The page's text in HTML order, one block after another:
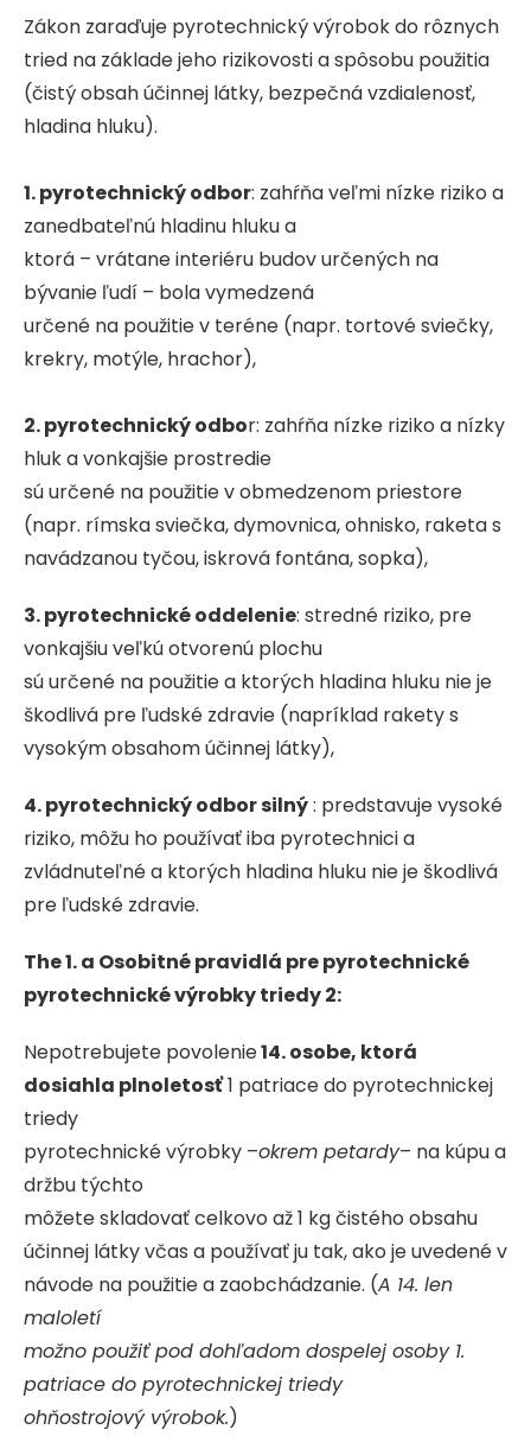
Zákon zaraďuje pyrotechnický výrobok do rôznych
tried na základe jeho rizikovosti a spôsobu použitia
(čistý obsah účinnej látky, bezpečná vzdialenosť,
hladina hluku).
1. pyrotechnický odbor: zahŕňa veľmi nízke riziko a
zanedbateľnú hladinu hluku a
ktorá – vrátane interiéru budov určených na
bývanie ľudí – bola vymedzená
určené na použitie v teréne (napr. tortové sviečky,
krekry, motýle, hrachor),
2. pyrotechnický odbor: zahŕňa nízke riziko a nízky
hluk a vonkajšie prostredie
sú určené na použitie v obmedzenom priestore
(napr. rímska sviečka, dymovnica, ohnisko, raketa s
navádzanou tyčou, iskrová fontána, sopka),
3. pyrotechnické oddelenie: stredné riziko, pre
vonkajšiu veľkú otvorenú plochu
sú určené na použitie a ktorých hladina hluku nie je
škodlivá pre ľudské zdravie (napríklad rakety s
vysokým obsahom účinnej látky),
4. pyrotechnický odbor silný: predstavuje vysoké
riziko, môžu ho používať iba pyrotechnici a
zvládnuteľné a ktorých hladina hluku nie je škodlivá
pre ľudské zdravie.
The 1. a Osobitné pravidlá pre pyrotechnické
pyrotechnické výrobky triedy 2:
Nepotrebujete povolenie14. osobe, ktorá
dosiahla plnoletosť1 patriace do pyrotechnickej
triedy
pyrotechnické výrobky –okrem petardy– na kúpu a
držbu týchto
môžete skladovať celkovo až 1 kg čistého obsahu
účinnej látky včas a používať ju tak, ako je uvedené v
návode na použitie a zaobchádzanie. (A 14. len
maloletí
možno použiť pod dohľadom dospelej osoby 1.
patriace do pyrotechnickej triedy
ohňostrojový výrobok.)